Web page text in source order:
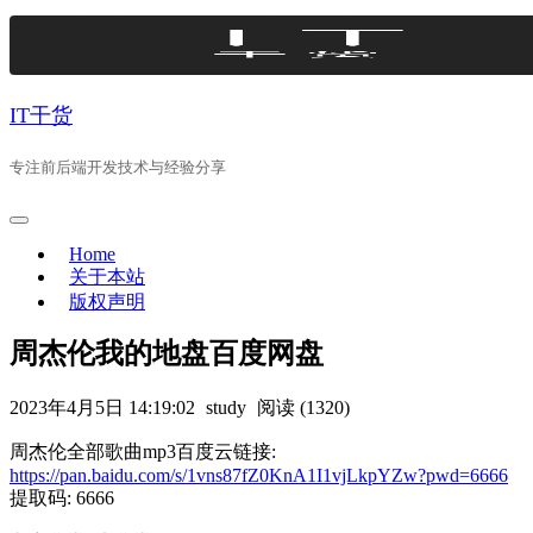
Skip
IT干货
专注前后端开发技术与经验分享
Home
关于本站
版权声明
周杰伦我的地盘百度网盘
2023年4月5日 14:19:02 study 阅读 (1320)
周杰伦全部歌曲mp3百度云链接:
https://pan.baidu.com/s/1vns87fZ0KnA1I1vjLkpYZw?pwd=6666
提取码: 6666